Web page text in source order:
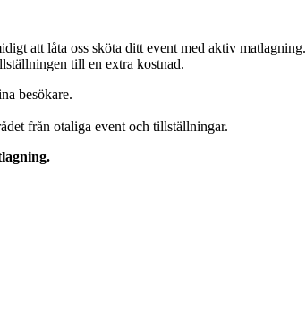
att låta oss sköta ditt event med aktiv matlagning.
till en extra kostnad.
besökare.
från otaliga event och tillställningar.